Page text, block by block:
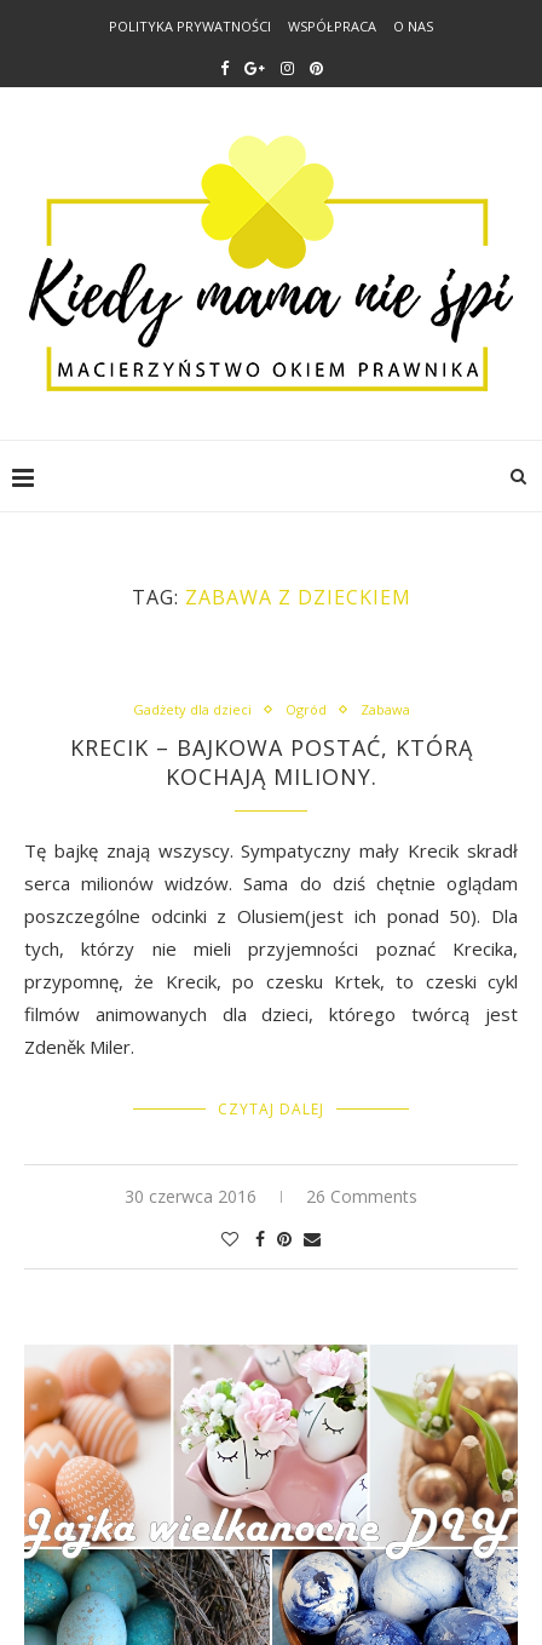
POLITYKA PRYWATNOŚCI WSPÓŁPRACA O NAS
TAG: ZABAWA Z DZIECKIEM
Gadżety dla dzieci Ogród Zabawa
KRECIK – BAJKOWA POSTAĆ, KTÓRĄ
KOCHAJĄ MILIONY.
Tę bajkę znają wszyscy. Sympatyczny mały Krecik skradł
serca milionów widzów. Sama do dziś chętnie oglądam
poszczególne odcinki z Olusiem(jest ich ponad 50). Dla
tych, którzy nie mieli przyjemności poznać Krecika,
przypomnę, że Krecik, po czesku Krtek, to czeski cykl
filmów animowanych dla dzieci, którego twórcą jest
Zdeněk Miler.
CZYTAJ DALEJ
30 czerwca 2016 26 Comments